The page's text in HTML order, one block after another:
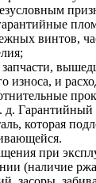
винтов,
износа, и
д. Гарантийный
которая
при
(наличие